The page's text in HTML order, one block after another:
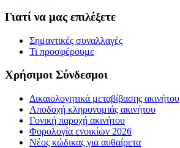
Γιατί να μας επιλέξετε
Σημαντικές συναλλαγές
Τι προσφέρουμε
Χρήσιμοι Σύνδεσμοι
Δικαιολογητικά μεταβίβασης ακινήτου
Αποδοχή κληρονομιάς ακινήτου
Γονική παροχή ακινήτου
Φορολογία ενοικίων 2026
Νέος κώδικας για αυθαίρετα